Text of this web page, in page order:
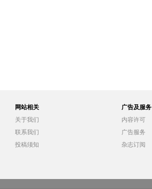
网站相关
关于我们
联系我们
投稿须知
广告及服务
内容许可
广告服务
杂志订阅